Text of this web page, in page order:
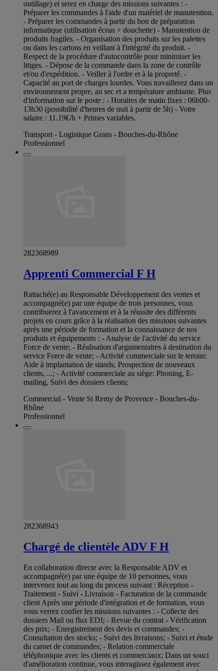
outillage) et serez en charge des missions suivantes : -
Préparer les commandes à l'aide d'un matériel de manutention.
- Préparer les commandes à partir du bon de préparation
informatique (utilisation écran + douchette) - Manutention de
produits fragiles. - Organisation des produits sur les palettes
ou dans les cartons en veillant à l'intégrité du produit. -
Respect de la procédure d'autocontrôle pour minimiser les
litiges. - Dépose de la commande dans la zone de contrôle
et/ou d'expédition. - Veiller à l'ordre et à la propreté. -
Capacité au port de charges lourdes. Vous travaillerez dans un
environnement propre, au sec et a température ambiante. Plus
d'information sur le poste : - Horaires de matin fixes : 06h00-
13h30 (possibilité d'heures de nuit à partir de 5h) - Votre
salaire : 11.19€/h + Primes variables.
Transport - Logistique Grans - Bouches-du-Rhône
Professionnel
282368989
Apprenti Commercial F H
Rattaché(e) au Responsable Développement des ventes et
accompagné(e) par une équipe de trois personnes, vous
contribuerez à l'avancement et à la réussite des différents
projets en cours grâce à la réalisation des missions suivantes
après une période de formation et la connaissance de nos
produits et équipements : - Analyse de l'activité du service
Force de vente; - Réalisation d'argumentaires à destination du
service Force de vente; - Activité commerciale sur le terrain:
Aide à implantation de stands, Prospection de nouveaux
clients, ...; - Activité commerciale au siège: Phoning, E-
mailing, Suivi des dossiers clients;
Commercial - Vente St Remy de Provence - Bouches-du-
Rhône
Professionnel
282368943
Chargé de clientèle ADV F H
En collaboration directe avec la Responsable ADV et
accompagné(e) par une équipe de 10 personnes, vous
intervenez tout au long du process suivant : Réception -
Traitement - Suivi - Livraison - Facturation de la commande
client Après une période d'intégration et de formation, vous
vous verrez confier les missions suivantes : - Collecte des
dossiers Mail ou flux EDI; - Revue du contrat - Vérification
des prix; - Enregistrement des devis et commandes; -
Consultation des stocks; - Suivi des livraisons; - Suivi et étude
du carnet de commandes; - Relation commerciale
téléphonique avec les clients et commerciaux; Dans un souci
d'amélioration continue, vous interagissez également avec